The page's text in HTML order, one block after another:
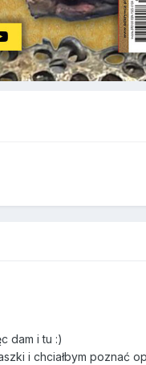
dam i tu :)
i chciałbym poznać